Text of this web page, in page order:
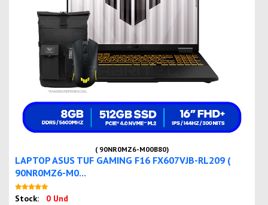
( 90NR0MZ6-M00B80)
LAPTOP ASUS TUF GAMING F16 FX607VJB-RL209 (
90NR0MZ6-M0...
Stock:
0 Und